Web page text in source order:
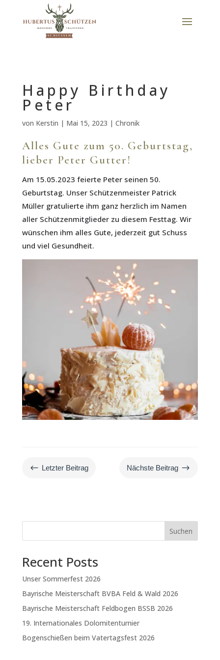
Happy Birthday
Peter
von Kerstin | Mai 15, 2023 | Chronik
Alles Gute zum 50. Geburtstag,
lieber Peter Gutter!
Am 15.05.2023 feierte Peter seinen 50.
Geburtstag. Unser Schützenmeister Patrick
Müller gratulierte ihm ganz herzlich im Namen
aller Schützenmitglieder zu diesem Festtag. Wir
wünschen ihm alles Gute, jederzeit gut Schuss
und viel Gesundheit.
# Letzter Beitrag Nächste Beitrag $
Suchen
Recent Posts
Unser Sommerfest 2026
Bayrische Meisterschaft BVBA Feld & Wald 2026
Bayrische Meisterschaft Feldbogen BSSB 2026
19. Internationales Dolomitenturnier
Bogenschießen beim Vatertagsfest 2026